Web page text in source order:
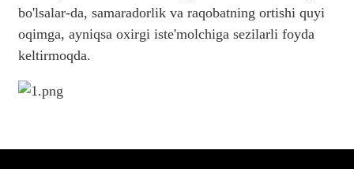
bo'lsalar-da, samaradorlik va raqobatning ortishi quyi
oqimga, ayniqsa oxirgi iste'molchiga sezilarli foyda
keltirmoqda.